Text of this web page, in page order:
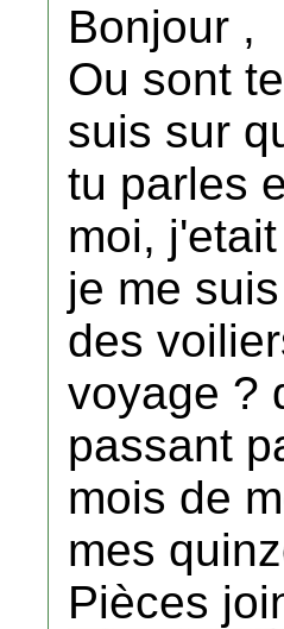
Bonjour ,
Ou sont
suis sur
tu parles
moi,
je me
des
voyage ?
passant
mois de
mes
Pièces